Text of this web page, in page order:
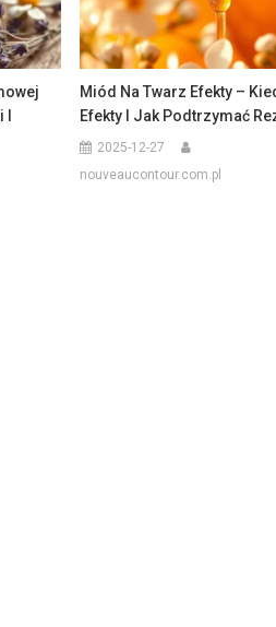
Miód Na Twarz Efekty –
Efekty I Jak Podtrzymać
2025-12-27
nouveaucontour.com.pl